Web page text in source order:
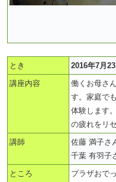
とき
2016年7月
講座内容
働くお母さ
す。家庭で
体験します
の疲れをリ
講師
佐藤 満子さ
千葉 有羽子
ところ
プラザおで